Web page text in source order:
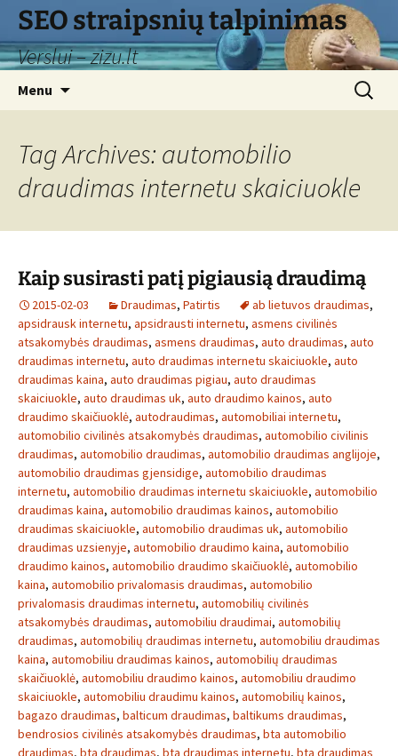
Skip
content
SEO straipsnių talpinimas
Verslui – zizu.lt
Menu
Search
for:
Tag Archives: automobilio
draudimas internetu skaiciuokle
Kaip susirasti patį pigiausią draudimą
2015-02-03 Draudimas, Patirtis ab lietuvos draudimas,
apsidrausk internetu, apsidrausti internetu, asmens civilinės
atsakomybės draudimas, asmens draudimas, auto draudimas, auto
draudimas internetu, auto draudimas internetu skaiciuokle, auto
draudimas kaina, auto draudimas pigiau, auto draudimas
skaiciuokle, auto draudimas uk, auto draudimo kainos, auto
draudimo skaičiuoklė, autodraudimas, automobiliai internetu,
automobilio civilinės atsakomybės draudimas, automobilio civilinis
draudimas, automobilio draudimas, automobilio draudimas anglijoje,
automobilio draudimas gjensidige, automobilio draudimas
internetu, automobilio draudimas internetu skaiciuokle, automobilio
draudimas kaina, automobilio draudimas kainos, automobilio
draudimas skaiciuokle, automobilio draudimas uk, automobilio
draudimas uzsienyje, automobilio draudimo kaina, automobilio
draudimo kainos, automobilio draudimo skaičiuoklė, automobilio
kaina, automobilio privalomasis draudimas, automobilio
privalomasis draudimas internetu, automobilių civilinės
atsakomybės draudimas, automobiliu draudimai, automobilių
draudimas, automobilių draudimas internetu, automobiliu draudimas
kaina, automobiliu draudimas kainos, automobilių draudimas
skaičiuoklė, automobiliu draudimo kainos, automobiliu draudimo
skaiciuokle, automobiliu draudimu kainos, automobilių kainos,
bagazo draudimas, balticum draudimas, baltikums draudimas,
bendrosios civilinės atsakomybės draudimas, bta automobilio
draudimas, bta draudimas, bta draudimas internetu, bta draudimas